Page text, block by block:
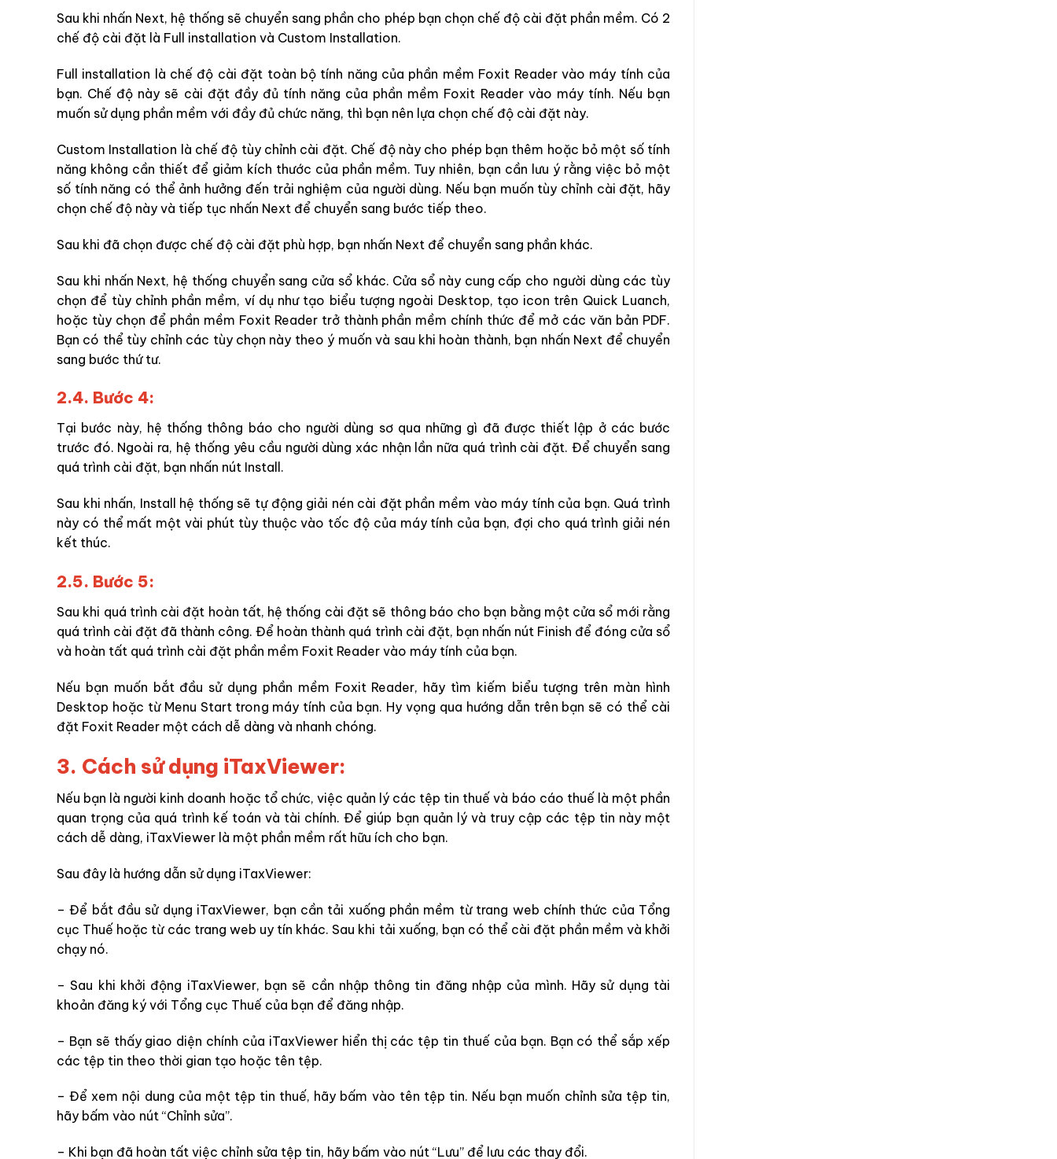
Sau khi nhấn Next, hệ thống sẽ chuyển sang phần cho phép bạn chọn chế độ cài đặt phần mềm. Có 2
chế độ cài đặt là Full installation và Custom Installation.
Full installation là chế độ cài đặt toàn bộ tính năng của phần mềm Foxit Reader vào máy tính của
bạn. Chế độ này sẽ cài đặt đầy đủ tính năng của phần mềm Foxit Reader vào máy tính. Nếu bạn
muốn sử dụng phần mềm với đầy đủ chức năng, thì bạn nên lựa chọn chế độ cài đặt này.
Custom Installation là chế độ tùy chỉnh cài đặt. Chế độ này cho phép bạn thêm hoặc bỏ một số tính
năng không cần thiết để giảm kích thước của phần mềm. Tuy nhiên, bạn cần lưu ý rằng việc bỏ một
số tính năng có thể ảnh hưởng đến trải nghiệm của người dùng. Nếu bạn muốn tùy chỉnh cài đặt, hãy
chọn chế độ này và tiếp tục nhấn Next để chuyển sang bước tiếp theo.
Sau khi đã chọn được chế độ cài đặt phù hợp, bạn nhấn Next để chuyển sang phần khác.
Sau khi nhấn Next, hệ thống chuyển sang cửa sổ khác. Cửa sổ này cung cấp cho người dùng các tùy
chọn để tùy chỉnh phần mềm, ví dụ như tạo biểu tượng ngoài Desktop, tạo icon trên Quick Luanch,
hoặc tùy chọn để phần mềm Foxit Reader trở thành phần mềm chính thức để mở các văn bản PDF.
Bạn có thể tùy chỉnh các tùy chọn này theo ý muốn và sau khi hoàn thành, bạn nhấn Next để chuyển
sang bước thứ tư.
2.4. Bước 4:
Tại bước này, hệ thống thông báo cho người dùng sơ qua những gì đã được thiết lập ở các bước
trước đó. Ngoài ra, hệ thống yêu cầu người dùng xác nhận lần nữa quá trình cài đặt. Để chuyển sang
quá trình cài đặt, bạn nhấn nút Install.
Sau khi nhấn, Install hệ thống sẽ tự động giải nén cài đặt phần mềm vào máy tính của bạn. Quá trình
này có thể mất một vài phút tùy thuộc vào tốc độ của máy tính của bạn, đợi cho quá trình giải nén
kết thúc.
2.5. Bước 5:
Sau khi quá trình cài đặt hoàn tất, hệ thống cài đặt sẽ thông báo cho bạn bằng một cửa sổ mới rằng
quá trình cài đặt đã thành công. Để hoàn thành quá trình cài đặt, bạn nhấn nút Finish để đóng cửa sổ
và hoàn tất quá trình cài đặt phần mềm Foxit Reader vào máy tính của bạn.
Nếu bạn muốn bắt đầu sử dụng phần mềm Foxit Reader, hãy tìm kiếm biểu tượng trên màn hình
Desktop hoặc từ Menu Start trong máy tính của bạn. Hy vọng qua hướng dẫn trên bạn sẽ có thể cài
đặt Foxit Reader một cách dễ dàng và nhanh chóng.
3. Cách sử dụng iTaxViewer:
Nếu bạn là người kinh doanh hoặc tổ chức, việc quản lý các tệp tin thuế và báo cáo thuế là một phần
quan trọng của quá trình kế toán và tài chính. Để giúp bạn quản lý và truy cập các tệp tin này một
cách dễ dàng, iTaxViewer là một phần mềm rất hữu ích cho bạn.
Sau đây là hướng dẫn sử dụng iTaxViewer:
– Để bắt đầu sử dụng iTaxViewer, bạn cần tải xuống phần mềm từ trang web chính thức của Tổng
cục Thuế hoặc từ các trang web uy tín khác. Sau khi tải xuống, bạn có thể cài đặt phần mềm và khởi
chạy nó.
– Sau khi khởi động iTaxViewer, bạn sẽ cần nhập thông tin đăng nhập của mình. Hãy sử dụng tài
khoản đăng ký với Tổng cục Thuế của bạn để đăng nhập.
– Bạn sẽ thấy giao diện chính của iTaxViewer hiển thị các tệp tin thuế của bạn. Bạn có thể sắp xếp
các tệp tin theo thời gian tạo hoặc tên tệp.
– Để xem nội dung của một tệp tin thuế, hãy bấm vào tên tệp tin. Nếu bạn muốn chỉnh sửa tệp tin,
hãy bấm vào nút “Chỉnh sửa”.
– Khi bạn đã hoàn tất việc chỉnh sửa tệp tin, hãy bấm vào nút “Lưu” để lưu các thay đổi.